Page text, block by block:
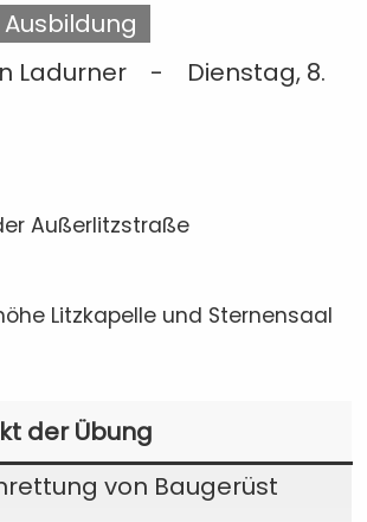
Ausbildung
Ladurner
-
Dienstag, 8.
Außerlitzstraße
Litzkapelle und Sternensaal
der Übung
von Baugerüst